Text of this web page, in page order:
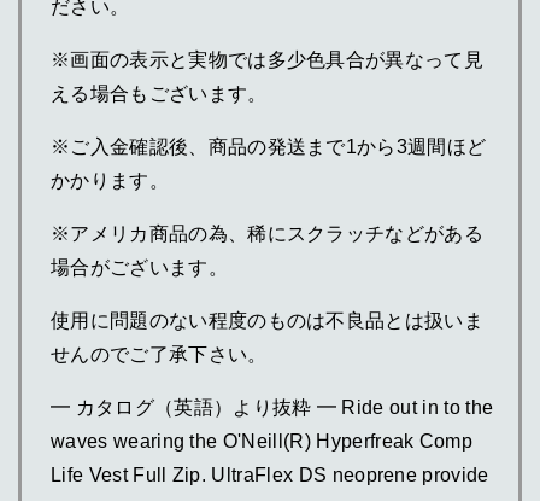
ださい。
※画面の表示と実物では多少色具合が異なって見
える場合もございます。
※ご入金確認後、商品の発送まで1から3週間ほど
かかります。
※アメリカ商品の為、稀にスクラッチなどがある
場合がございます。
使用に問題のない程度のものは不良品とは扱いま
せんのでご了承下さい。
━ カタログ（英語）より抜粋 ━ Ride out in to the
waves wearing the O'Neill(R) Hyperfreak Comp
Life Vest Full Zip. UltraFlex DS neoprene provide